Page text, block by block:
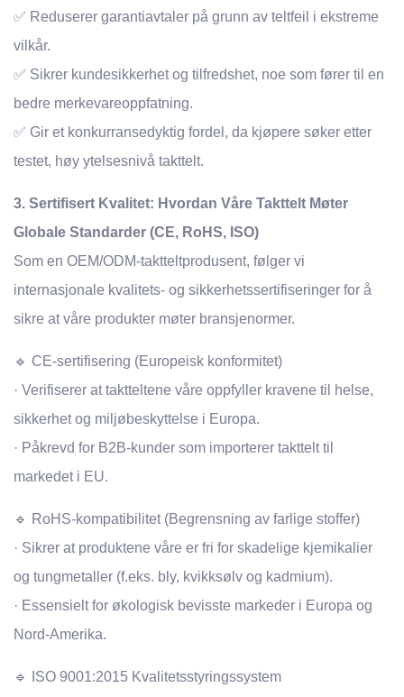
✅ Reduserer garantiavtaler på grunn av teltfeil i ekstreme
vilkår.
✅ Sikrer kundesikkerhet og tilfredshet, noe som fører til en
bedre merkevareoppfatning.
✅ Gir et konkurransedyktig fordel, da kjøpere søker etter
testet, høy ytelsesnivå takttelt.
3. Sertifisert Kvalitet: Hvordan Våre Takttelt Møter
Globale Standarder (CE, RoHS, ISO)
Som en OEM/ODM-taktteltprodusent, følger vi
internasjonale kvalitets- og sikkerhetssertifiseringer for å
sikre at våre produkter møter bransjenormer.
🔹 CE-sertifisering (Europeisk konformitet)
· Verifiserer at taktteltene våre oppfyller kravene til helse,
sikkerhet og miljøbeskyttelse i Europa.
· Påkrevd for B2B-kunder som importerer takttelt til
markedet i EU.
🔹 RoHS-kompatibilitet (Begrensning av farlige stoffer)
· Sikrer at produktene våre er fri for skadelige kjemikalier
og tungmetaller (f.eks. bly, kvikksølv og kadmium).
· Essensielt for økologisk bevisste markeder i Europa og
Nord-Amerika.
🔹 ISO 9001:2015 Kvalitetsstyringssystem